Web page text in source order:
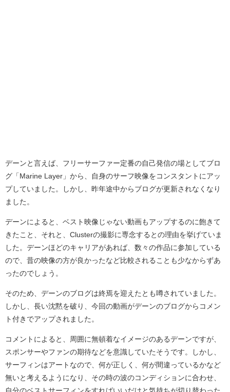
デーンと言えば、フリーサーファー定番の自己発信の場としてブロ
グ「Marine Layer」から、自身のサーフ映像をコンスタントにアッ
プしていました。しかし、昨年途中からブログが更新されなくなり
ました。
デーンによると、ベスト映像じゃない動画もアップするのに飽きて
きたこと、それと、Clusterの撮影に専念するとの理由を挙げていま
した。デーンほどのキャリアがあれば、数々の作品に参加している
ので、昔の映像の方が良かったなど比較されることも少なからずあ
ったのでしょう。
そのため、デーンのブログは終焉を迎えたとも噂されていました。
しかし、長い沈黙を破り、今回の動画がデーンのブログからコメン
ト付きでアップされました。
コメントによると、周囲に無頓着なイメージのあるデーンですが、
スポンサーやファンの期待などを意識していたそうです。しかし、
サーフィンはアートなので、何が正しく、何が間違っているかなど
無いと考えるようになり、その時の波のコンディションに合わせ、
自分のベストサーフィンをすればいいだけと気持ちが切り替わった